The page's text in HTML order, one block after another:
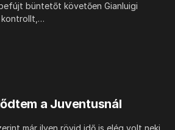
büntetőt követően Gianluigi
a Juventusnál
már ilyen rövid idő is elég volt neki